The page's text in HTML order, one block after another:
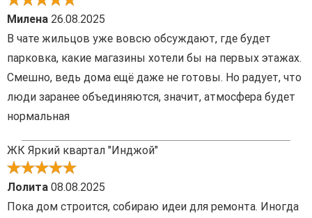
Милена 26.08.2025
В чате жильцов уже вовсю обсуждают, где будет
парковка, какие магазины хотели бы на первых этажах.
Смешно, ведь дома ещё даже не готовы. Но радует, что
люди заранее объединяются, значит, атмосфера будет
нормальная
ЖК Яркий квартал "Инджой"
Лолита 08.08.2025
Пока дом строится, собираю идеи для ремонта. Иногда